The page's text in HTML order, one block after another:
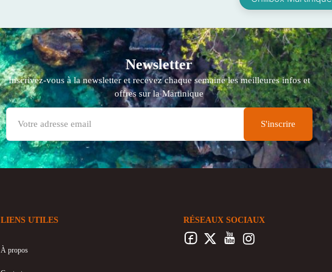
Newsletter
Inscrivez-vous à la newsletter et recevez chaque semaine les meilleures infos et
offres sur la Martinique
LIENS UTILES
À propos
RÉSEAUX SOCIAUX